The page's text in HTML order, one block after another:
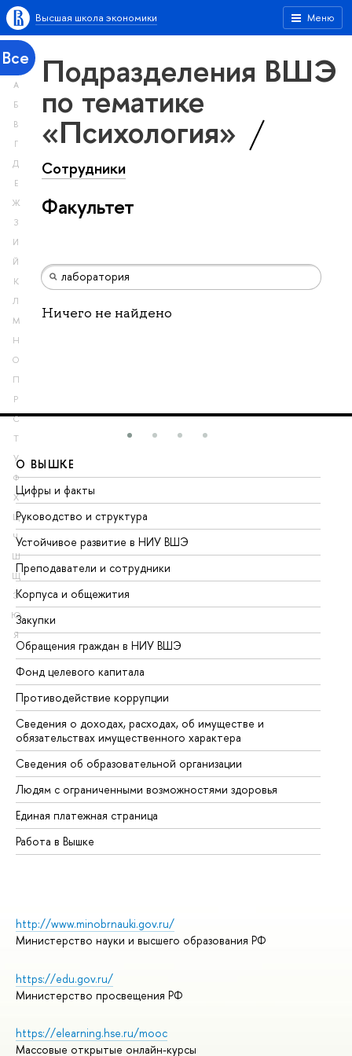
Меню
Высшая школа экономики
Все
А
Б
В
Г
Д
Е
Ж
З
И
Й
К
Л
М
Н
О
П
Р
С
Т
У
Ф
Х
Ц
Ч
Ш
Щ
Э
Ю
Я
Подразделения ВШЭ
по тематике
«Психология»
Сотрудники
Факультет
Ничего не найдено
О ВЫШКЕ
Цифры и факты
Руководство и структура
Устойчивое развитие в НИУ ВШЭ
Преподаватели и сотрудники
Корпуса и общежития
Закупки
Обращения граждан в НИУ ВШЭ
Фонд целевого капитала
Противодействие коррупции
Сведения о доходах, расходах, об имуществе и
обязательствах имущественного характера
Сведения об образовательной организации
Людям с ограниченными возможностями здоровья
Единая платежная страница
Работа в Вышке
http://www.minobrnauki.gov.ru/
Министерство науки и высшего образования РФ
https://edu.gov.ru/
Министерство просвещения РФ
https://elearning.hse.ru/mooc
Массовые открытые онлайн-курсы